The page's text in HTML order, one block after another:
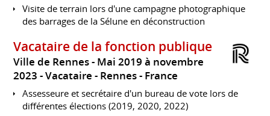
Visite de terrain lors d'une campagne photographique
des barrages de la Sélune en déconstruction
Vacataire de la fonction publique
Ville de Rennes
Mai 2019 à novembre
2023 Vacataire Rennes France
Assesseure et secrétaire d'un bureau de vote lors de
différentes élections (2019, 2020, 2022)